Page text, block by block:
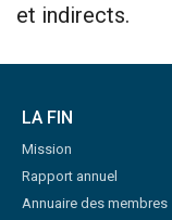
et indirects.
LA FIN
Mission
Rapport annuel
Annuaire des membres